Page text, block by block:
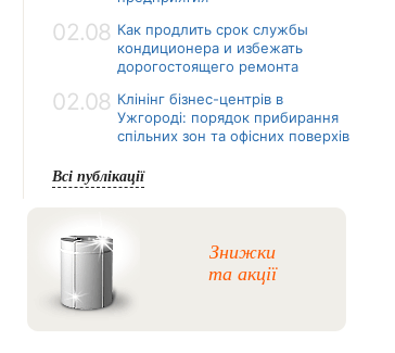
02.08 Как продлить срок службы
кондиционера и избежать
дорогостоящего ремонта
02.08 Клінінг бізнес-центрів в
Ужгороді: порядок прибирання
спільних зон та офісних поверхів
Всі публікації
Знижки
та акції